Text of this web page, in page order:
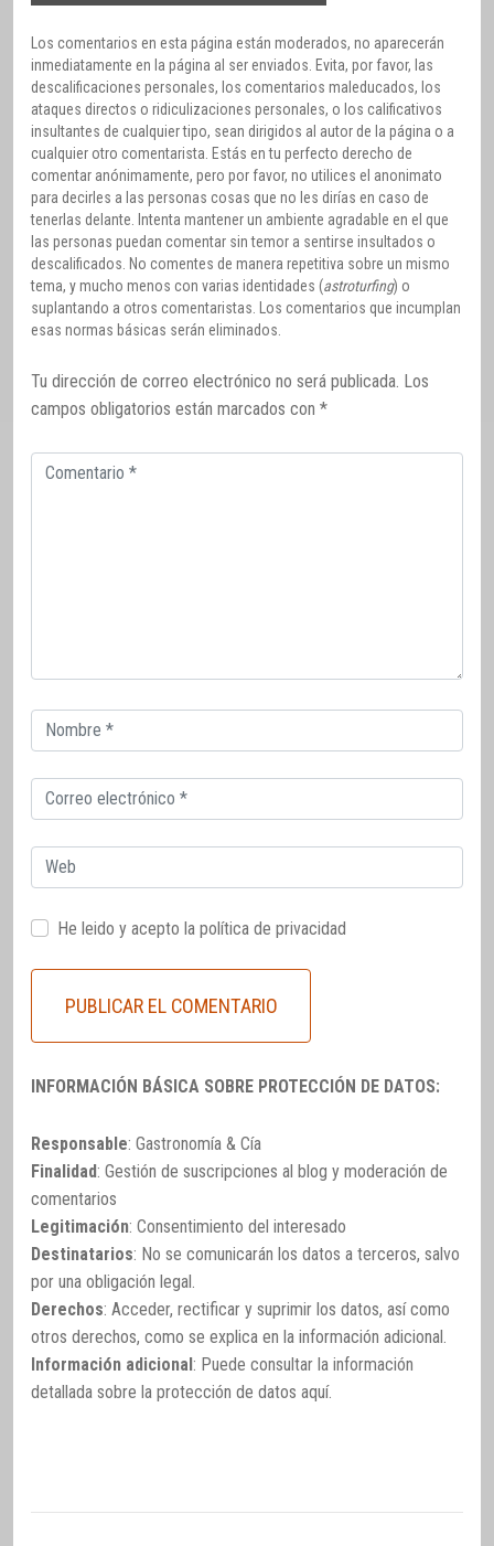
Los comentarios en esta página están moderados, no aparecerán
inmediatamente en la página al ser enviados. Evita, por favor, las
descalificaciones personales, los comentarios maleducados, los
ataques directos o ridiculizaciones personales, o los calificativos
insultantes de cualquier tipo, sean dirigidos al autor de la página o a
cualquier otro comentarista. Estás en tu perfecto derecho de
comentar anónimamente, pero por favor, no utilices el anonimato
para decirles a las personas cosas que no les dirías en caso de
tenerlas delante. Intenta mantener un ambiente agradable en el que
las personas puedan comentar sin temor a sentirse insultados o
descalificados. No comentes de manera repetitiva sobre un mismo
tema, y mucho menos con varias identidades (astroturfing) o
suplantando a otros comentaristas. Los comentarios que incumplan
esas normas básicas serán eliminados.
Tu dirección de correo electrónico no será publicada. Los
campos obligatorios están marcados con *
Comentario
Correo
electrónico
Correo
electrónico
Web
He leido y acepto la política de privacidad
INFORMACIÓN BÁSICA SOBRE PROTECCIÓN DE DATOS:
Responsable: Gastronomía & Cía
Finalidad: Gestión de suscripciones al blog y moderación de
comentarios
Legitimación: Consentimiento del interesado
Destinatarios: No se comunicarán los datos a terceros, salvo
por una obligación legal.
Derechos: Acceder, rectificar y suprimir los datos, así como
otros derechos, como se explica en la información adicional.
Información adicional: Puede consultar la información
detallada sobre la protección de datos aquí.